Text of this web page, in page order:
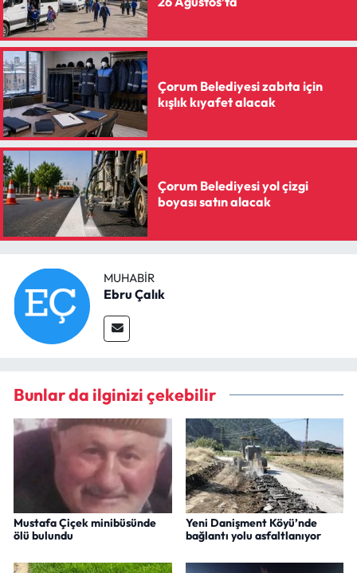
Çorum Belediyesi zabıta için
kışlık kıyafet alacak
Çorum Belediyesi yol çizgi
boyası satın alacak
MUHABIR
Ebru Çalık
Bunlar da ilginizi çekebilir
Mustafa Çiçek minibüsünde
ölü bulundu
Yeni Danişment Köyü’nde
bağlantı yolu asfaltlanıyor